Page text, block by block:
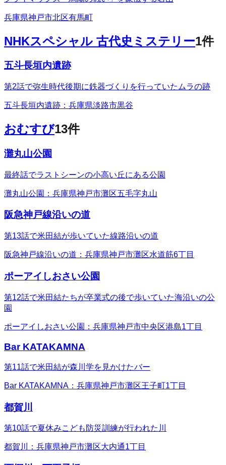
兵庫県神戸市北区有馬町
NHKスペシャル 古代史ミステリー1件
五斗長垣内遺跡
第2話で弥生時代後期に鉄器づくりを行っていたムラの跡
五斗長垣内遺跡：兵庫県淡路市黒谷
おむすび13件
灘丸山公園
最終話でラストシーンの小高い丘にある公園
灘丸山公園：兵庫県神戸市灘区五毛字丸山
阪急神戸線沿いの道
第13話で米田結が歩いていた線路沿いの道
阪急神戸線沿いの道：兵庫県神戸市灘区水道筋6丁目
ポーアイしおさい公園
第12話で米田結たちが卒業式の後で歩いていた海沿いの公
園
ポーアイしおさい公園：兵庫県神戸市中央区港島1丁目
Bar KATAKAMNA
第11話で米田結が森川学を見かけたバー
Bar KATAKAMNA：兵庫県神戸市灘区王子町1丁目
都賀川
第10話で夏休みこども防災訓練が行われた川
都賀川：兵庫県神戸市灘区大内通1丁目